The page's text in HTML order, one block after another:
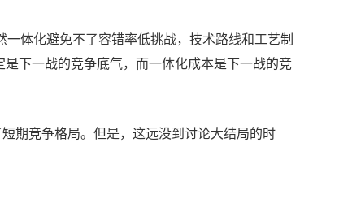
体化避免不了容错率低挑战，技术路线和工艺制
下一战的竞争底气，而一体化成本是下一战的竞
期竞争格局。但是，这远没到讨论大结局的时